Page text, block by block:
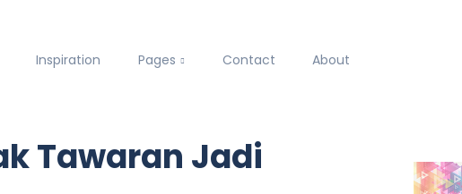
Inspiration Pages Contact About
Tawaran Jadi